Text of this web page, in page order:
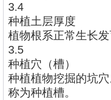
3.4
种植土层厚度
植物根系正常生长发
3.5
种植穴（槽）
种植植物挖掘的坑
称为种植槽。